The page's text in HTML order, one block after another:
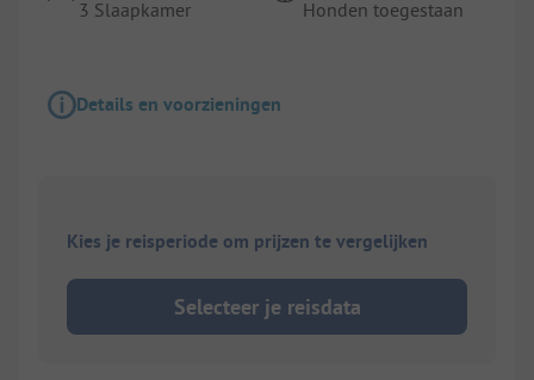
3 Slaapkamer Honden toegestaan
Details en voorzieningen
Kies je reisperiode om prijzen te vergelijken
Selecteer je reisdata